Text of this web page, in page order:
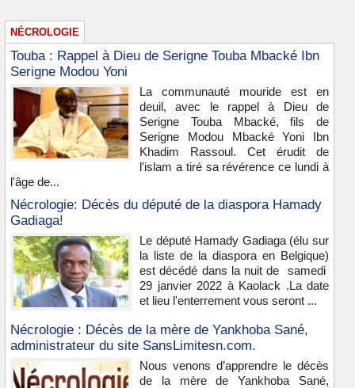
NÉCROLOGIE
Touba : Rappel à Dieu de Serigne Touba Mbacké Ibn
Serigne Modou Yoni
La communauté mouride est en
deuil, avec le rappel à Dieu de
Serigne Touba Mbacké, fils de
Serigne Modou Mbacké Yoni Ibn
Khadim Rassoul. Cet érudit de
l'islam a tiré sa révérence ce lundi à
l'âge de...
Nécrologie: Décès du député de la diaspora Hamady
Gadiaga!
Le député Hamady Gadiaga (élu sur
la liste de la diaspora en Belgique)
est décédé dans la nuit de samedi
29 janvier 2022 à Kaolack .La date
et lieu l'enterrement vous seront ...
Nécrologie : Décès de la mère de Yankhoba Sané,
administrateur du site SansLimitesn.com.
Nous venons d’apprendre le décès
de la mère de Yankhoba Sané,